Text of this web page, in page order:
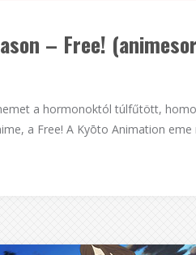
– Free!
a hormonoktól túlfűtött,
a Free! A Kyōto Animation